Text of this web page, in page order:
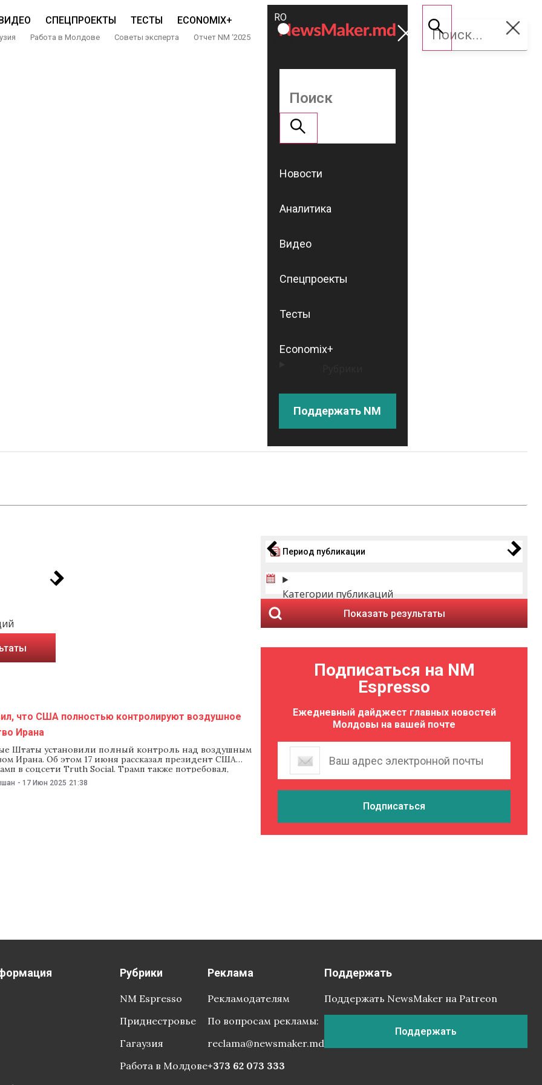
СПЕЦПРОЕКТЫ ТЕСТЫ ECONOMIX+
Работа в Молдове Советы эксперта Отчет NM ‘2025
ROMÂNĂ
RU
Поддержать
NM
Новости
Аналитика
Видео
Спецпроекты
Тесты
Economix+
Поддержать NM
что США полностью контролируют воздушное
Ирана
Штаты установили полный контроль над воздушным
Ирана. Об этом 17 июня рассказал президент США
в соцсети Truth Social. Трамп также потребовал,
от Ирана, «немедленной капитуляции». «Теперь у
и абсолютный контроль над воздушным пространством
- 17 Июн 2025 21:38
Период публикации
Категории публикаций
Показать результаты
Подписаться на NM
Espresso
Ежедневный дайджест главных новостей
Молдовы на вашей почте
Рубрики
NM Espresso
Приднестровье
Гагаузия
Работа в Молдове
Реклама
Рекламодателям
По вопросам рекламы:
reclama@newsmaker.md
+373 62 073 333
Поддержать
Поддержать NewsMaker на Patreon
Поддержать